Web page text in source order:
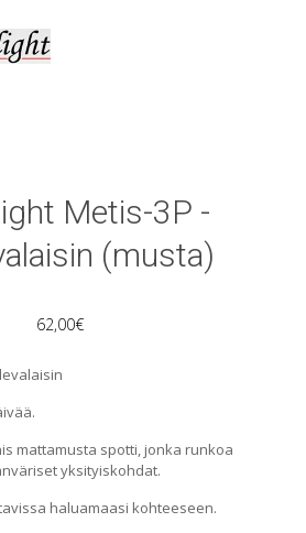
Metis-3P -
(musta)
62,00€
mattamusta spotti, jonka runkoa
yksityiskohdat.
haluamaasi kohteeseen.